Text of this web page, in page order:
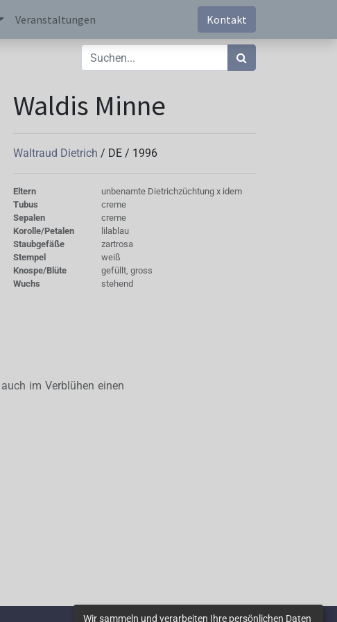
Veranstaltungen Kontakt
Waldis Minne
Waltraud Dietrich / DE / 1996
Eltern
unbenamte Dietrichzüchtung x idem
Tubus
creme
Sepalen
creme
Korolle/Petalen
lilablau
Staubgefäße
zartrosa
Stempel
weiß
Knospe/Blüte
gefüllt, gross
Wuchs
stehend
im Verblühen einen
Wir sammeln und verarbeiten Ihre persönlichen Daten